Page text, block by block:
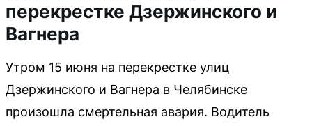
перекрестке Дзержинского и
Вагнера
Утром 15 июня на перекрестке улиц
Дзержинского и Вагнера в Челябинске
произошла смертельная авария. Водитель